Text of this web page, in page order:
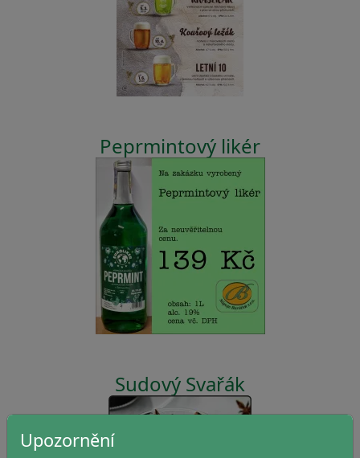
Peprmintový likér
Sudový Svařák
Upozornění